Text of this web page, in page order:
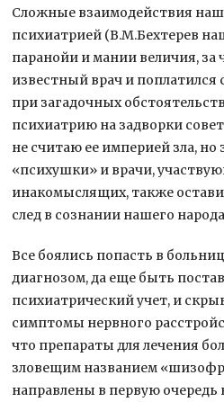
Сложные взаимодействия
психиатрией (В.М.Бехтерев
паранойи и мании величия, за
известный врач и поплатился
при загадочных
психиатрию на задворки
не считаю ее империей зла,
«психушки» и врачи,
инакомыслящих, также
след в сознании нашего
Все боялись попасть в
диагнозом, да еще быть
психиатрический учет, и
симптомы нервного
что препараты для лечения
зловещим названием
направлены в первую очередь